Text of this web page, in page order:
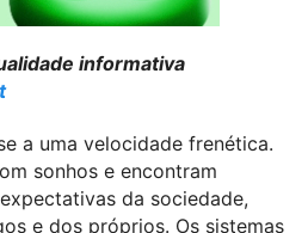
informativa
a uma velocidade frenética.
sonhos e encontram
da sociedade,
e dos próprios. Os sistemas